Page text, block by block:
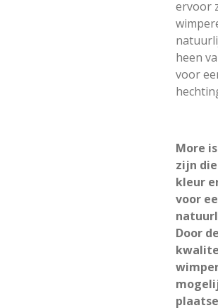
ervoor
heen
voor
More
zijn
kleur
voor
Door